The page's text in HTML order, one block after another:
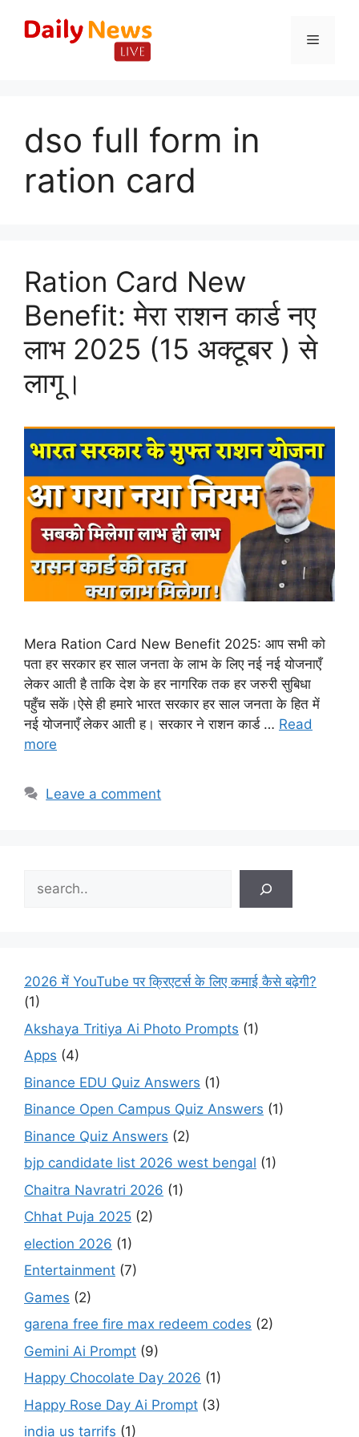
Menu
dso full form in
ration card
Ration Card New
Benefit: मेरा राशन कार्ड नए
लाभ 2025 (15 अक्टूबर ) से
लागू।
Mera Ration Card New Benefit 2025: आप सभी को
पता हर सरकार हर साल जनता के लाभ के लिए नई नई योजनाएँ
लेकर आती है ताकि देश के हर नागरिक तक हर जरुरी सुबिधा
पहुँच सकें।ऐसे ही हमारे भारत सरकार हर साल जनता के हित में
नई योजनाएँ लेकर आती ह। सरकार ने राशन कार्ड … Read
more
Leave a comment
2026 में YouTube पर क्रिएटर्स के लिए कमाई कैसे बढ़ेगी?
(1)
Akshaya Tritiya Ai Photo Prompts (1)
Apps (4)
Binance EDU Quiz Answers (1)
Binance Open Campus Quiz Answers (1)
Binance Quiz Answers (2)
bjp candidate list 2026 west bengal (1)
Chaitra Navratri 2026 (1)
Chhat Puja 2025 (2)
election 2026 (1)
Entertainment (7)
Games (2)
garena free fire max redeem codes (2)
Gemini Ai Prompt (9)
Happy Chocolate Day 2026 (1)
Happy Rose Day Ai Prompt (3)
india us tarrifs (1)